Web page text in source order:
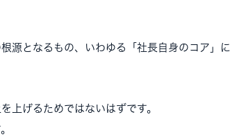
源となるもの、いわゆる「社長自身のコア」に
上げるためではないはずです。